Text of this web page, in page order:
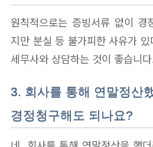
원칙적으로는 증빙서류 없이 경
지만 분실 등 불가피한 사유가
세무사와 상담하는 것이 좋습니
3. 회사를 통해 연말정산
경정청구해도 되나요?